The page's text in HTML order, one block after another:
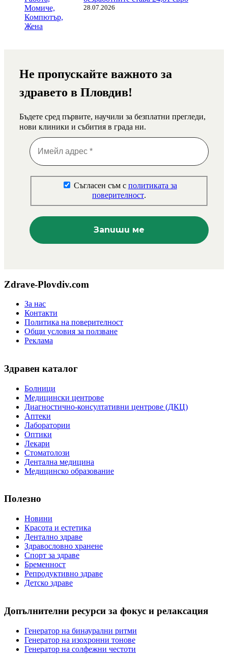
28.07.2026
Не пропускайте важното за
здравето в Пловдив!
Бъдете сред първите, научили за безплатни прегледи,
нови клиники и събития в града ни.
Съгласен съм с политиката за
поверителност.
Zdrave-Plovdiv.com
За нас
Контакти
Политика на поверителност
Общи условия за ползване
Реклама
Здравен каталог
Болници
Медицински центрове
Диагностично-консултативни центрове (ДКЦ)
Аптеки
Лаборатории
Оптики
Лекари
Стоматолози
Дентална медицина
Медицинско образование
Полезно
Новини
Красота и естетика
Дентално здраве
Здравословно хранене
Спорт за здраве
Бременност
Репродуктивно здраве
Детско здраве
Допълнителни ресурси за фокус и релаксация
Генератор на бинаурални ритми
Генератор на изохронни тонове
Генератор на солфежни честоти